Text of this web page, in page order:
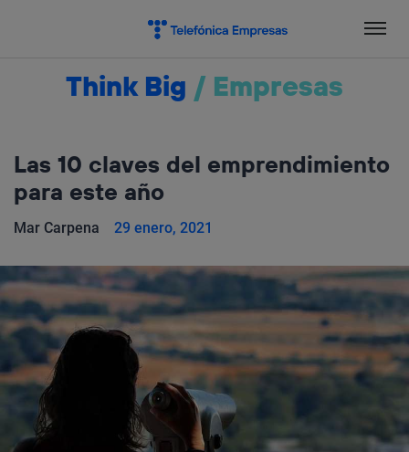
Think Big / Empresas
Las 10 claves del emprendimiento
para este año
Mar Carpena 29 enero, 2021